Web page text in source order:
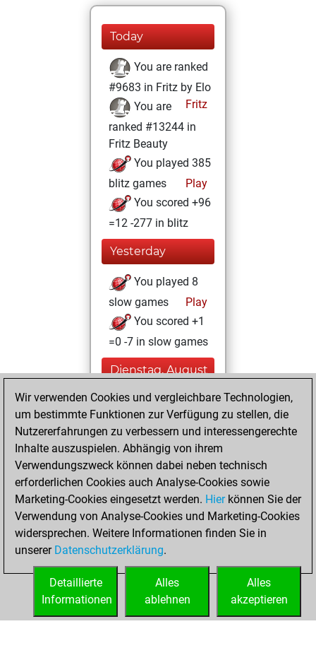
Today
You are ranked
#9683 in Fritz by Elo
Fritz
You are
ranked #13244 in
Fritz Beauty
You played 385
blitz games
Play
You scored +96
=12 -277 in blitz
Yesterday
You played 8
slow games
Play
You scored +1
=0 -7 in slow games
Dienstag, August
You played 7
bullet games
Play
You scored +0
=0 -7 in bullet
Donnerstag,
Oktober 10, 2024
You created
your Fritz account
Wir verwenden Cookies und vergleichbare Technologien,
um bestimmte Funktionen zur Verfügung zu stellen, die
Nutzererfahrungen zu verbessern und interessengerechte
Inhalte auszuspielen. Abhängig von ihrem
Verwendungszweck können dabei neben technisch
erforderlichen Cookies auch Analyse-Cookies sowie
Marketing-Cookies eingesetzt werden. Hierkönnen Sie der
Verwendung von Analyse-Cookies und Marketing-Cookies
widersprechen. Weitere Informationen finden Sie in
unserer Datenschutzerklärung.
Alles
akzeptieren
Alles
ablehnen
Detaillierte
Informationen